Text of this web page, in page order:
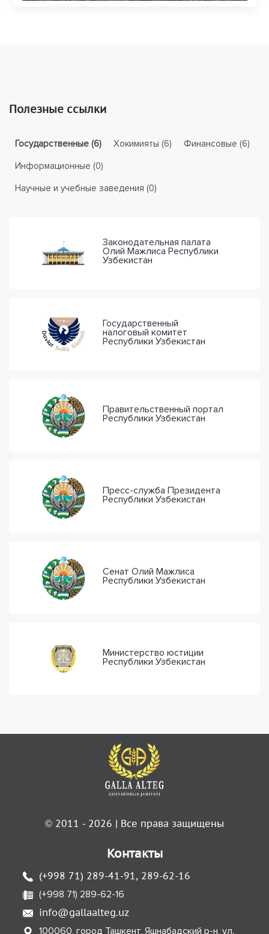
Полезные ссылки
Государственные (6) Хокимияты (6) Финансовые (6)
Информационные (0)
Научные и учебные заведения (0)
Законодательная палата
Олий Мажлиса Республики
Узбекистан
Государственный
налоговый комитет
Республики Узбекистан
Правительственный портал
Республики Узбекистан
Пресс-служба Президента
Республики Узбекистан
Сенат Олий Мажлиса
Республики Узбекистан
Министерство юстиции
Республики Узбекистан
© 2011 - 2026 | Все права защищены
Контакты
(+998 71) 289-41-91, 289-62-16
(+998 71) 289-62-16
info@gallaalteg.uz
100060, город Ташкент, Яшнабадский р-н, ул.